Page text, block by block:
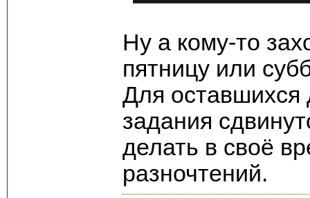
Ну а кому-то
пятницу или
Для оставшихся
задания
делать в своё
разночтений.